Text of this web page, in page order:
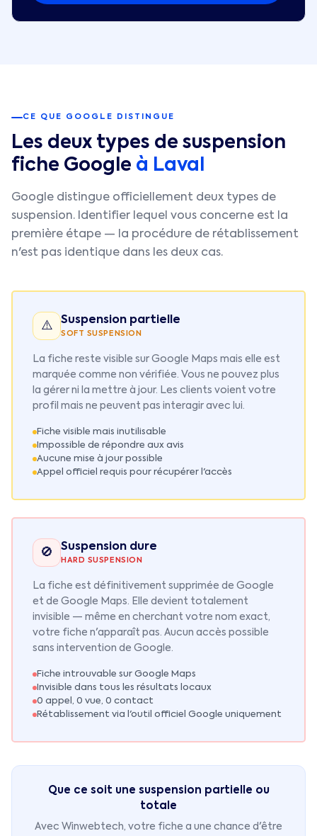
CE QUE GOOGLE DISTINGUE
Les deux types de suspension
fiche Google à Laval
Google distingue officiellement deux types de
suspension. Identifier lequel vous concerne est la
première étape — la procédure de rétablissement
n'est pas identique dans les deux cas.
⚠️ Suspension partielle
SOFT SUSPENSION
La fiche reste visible sur Google Maps mais elle est
marquée comme non vérifiée. Vous ne pouvez plus
la gérer ni la mettre à jour. Les clients voient votre
profil mais ne peuvent pas interagir avec lui.
Fiche visible mais inutilisable
Impossible de répondre aux avis
Aucune mise à jour possible
Appel officiel requis pour récupérer l'accès
🚫 Suspension dure
HARD SUSPENSION
La fiche est définitivement supprimée de Google
et de Google Maps. Elle devient totalement
invisible — même en cherchant votre nom exact,
votre fiche n'apparaît pas. Aucun accès possible
sans intervention de Google.
Fiche introuvable sur Google Maps
Invisible dans tous les résultats locaux
0 appel, 0 vue, 0 contact
Rétablissement via l'outil officiel Google uniquement
Que ce soit une suspension partielle ou
totale
Avec Winwebtech, votre fiche a une chance d'être